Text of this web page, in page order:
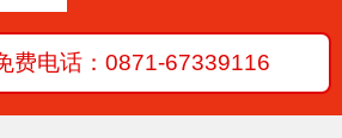
费电话：0871-67339116